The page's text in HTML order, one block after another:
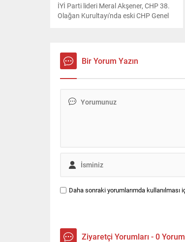
İYİ Parti lideri Meral Akşener, CHP 38.
Olağan Kurultayı'nda eski CHP Genel
sonrası merak edilen 'ittifak'
tartışmalarına da noktayı koydu.
Bir Yorum Yazın
Daha sonraki yorumlarımda
Ziyaretçi Yorumları - 0 Yorum